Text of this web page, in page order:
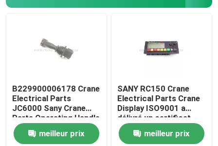
Pièces de grue Zoomlion
Câble métallique de grue
B229900006178 Crane
Electrical Parts
JC6000 Sany Crane
Parts Operating Handle
meilleur prix
SANY RC150 Crane
Electrical Parts Crane
Display ISO9001 a
délivré un certificat
meilleur prix